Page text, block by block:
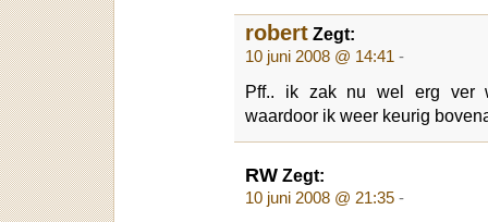
robert Zegt:
10 juni 2008 @ 14:41 -
Pff.. ik zak nu wel erg ver
waardoor ik weer keurig
RW Zegt:
10 juni 2008 @ 21:35 -